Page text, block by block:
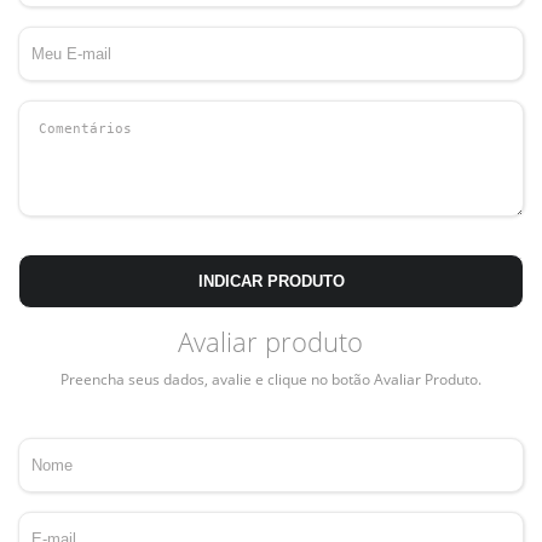
INDICAR PRODUTO
Avaliar produto
Preencha seus dados, avalie e clique no botão Avaliar Produto.